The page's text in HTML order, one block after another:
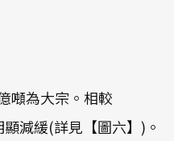
噸為大宗。相較
減緩(詳見【圖六】)。